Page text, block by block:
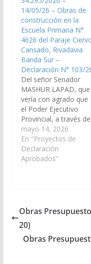
de Paredes y piso en la
Escuela N° 4366 Virgen
del Valle del Paraje…
14/05/26 – Obras de
construcción en la
Escuela Primaria N°
4626 del Paraje
Cansado, Rivadavia
Banda Sur –
Declaración N° 103/
Del señor Senador
MASHUR LAPAD, que
vería con agrado que
el Poder Ejecutivo
Provincial, a través del
Ministerio de
Educación y Cultura
disponga las medidas y
recursos necesarios
Nuestra Señora Del
Valle N° 4.626 (ex N°
871) del Paraje Ciervo
Cansado -…
mayo 14, 2026
En "Proyectos de
Declaración
Aprobados"
Obras
20)
Obras